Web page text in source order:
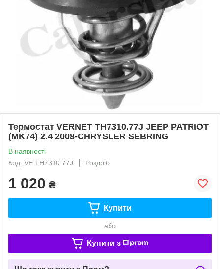
Термостат VERNET TH7310.77J JEEP PATRIOT
(MK74) 2.4 2008-CHRYSLER SEBRING
В наявності
Код: VE TH7310.77J
Роздріб
1 020 ₴
Купити
або
Купити з